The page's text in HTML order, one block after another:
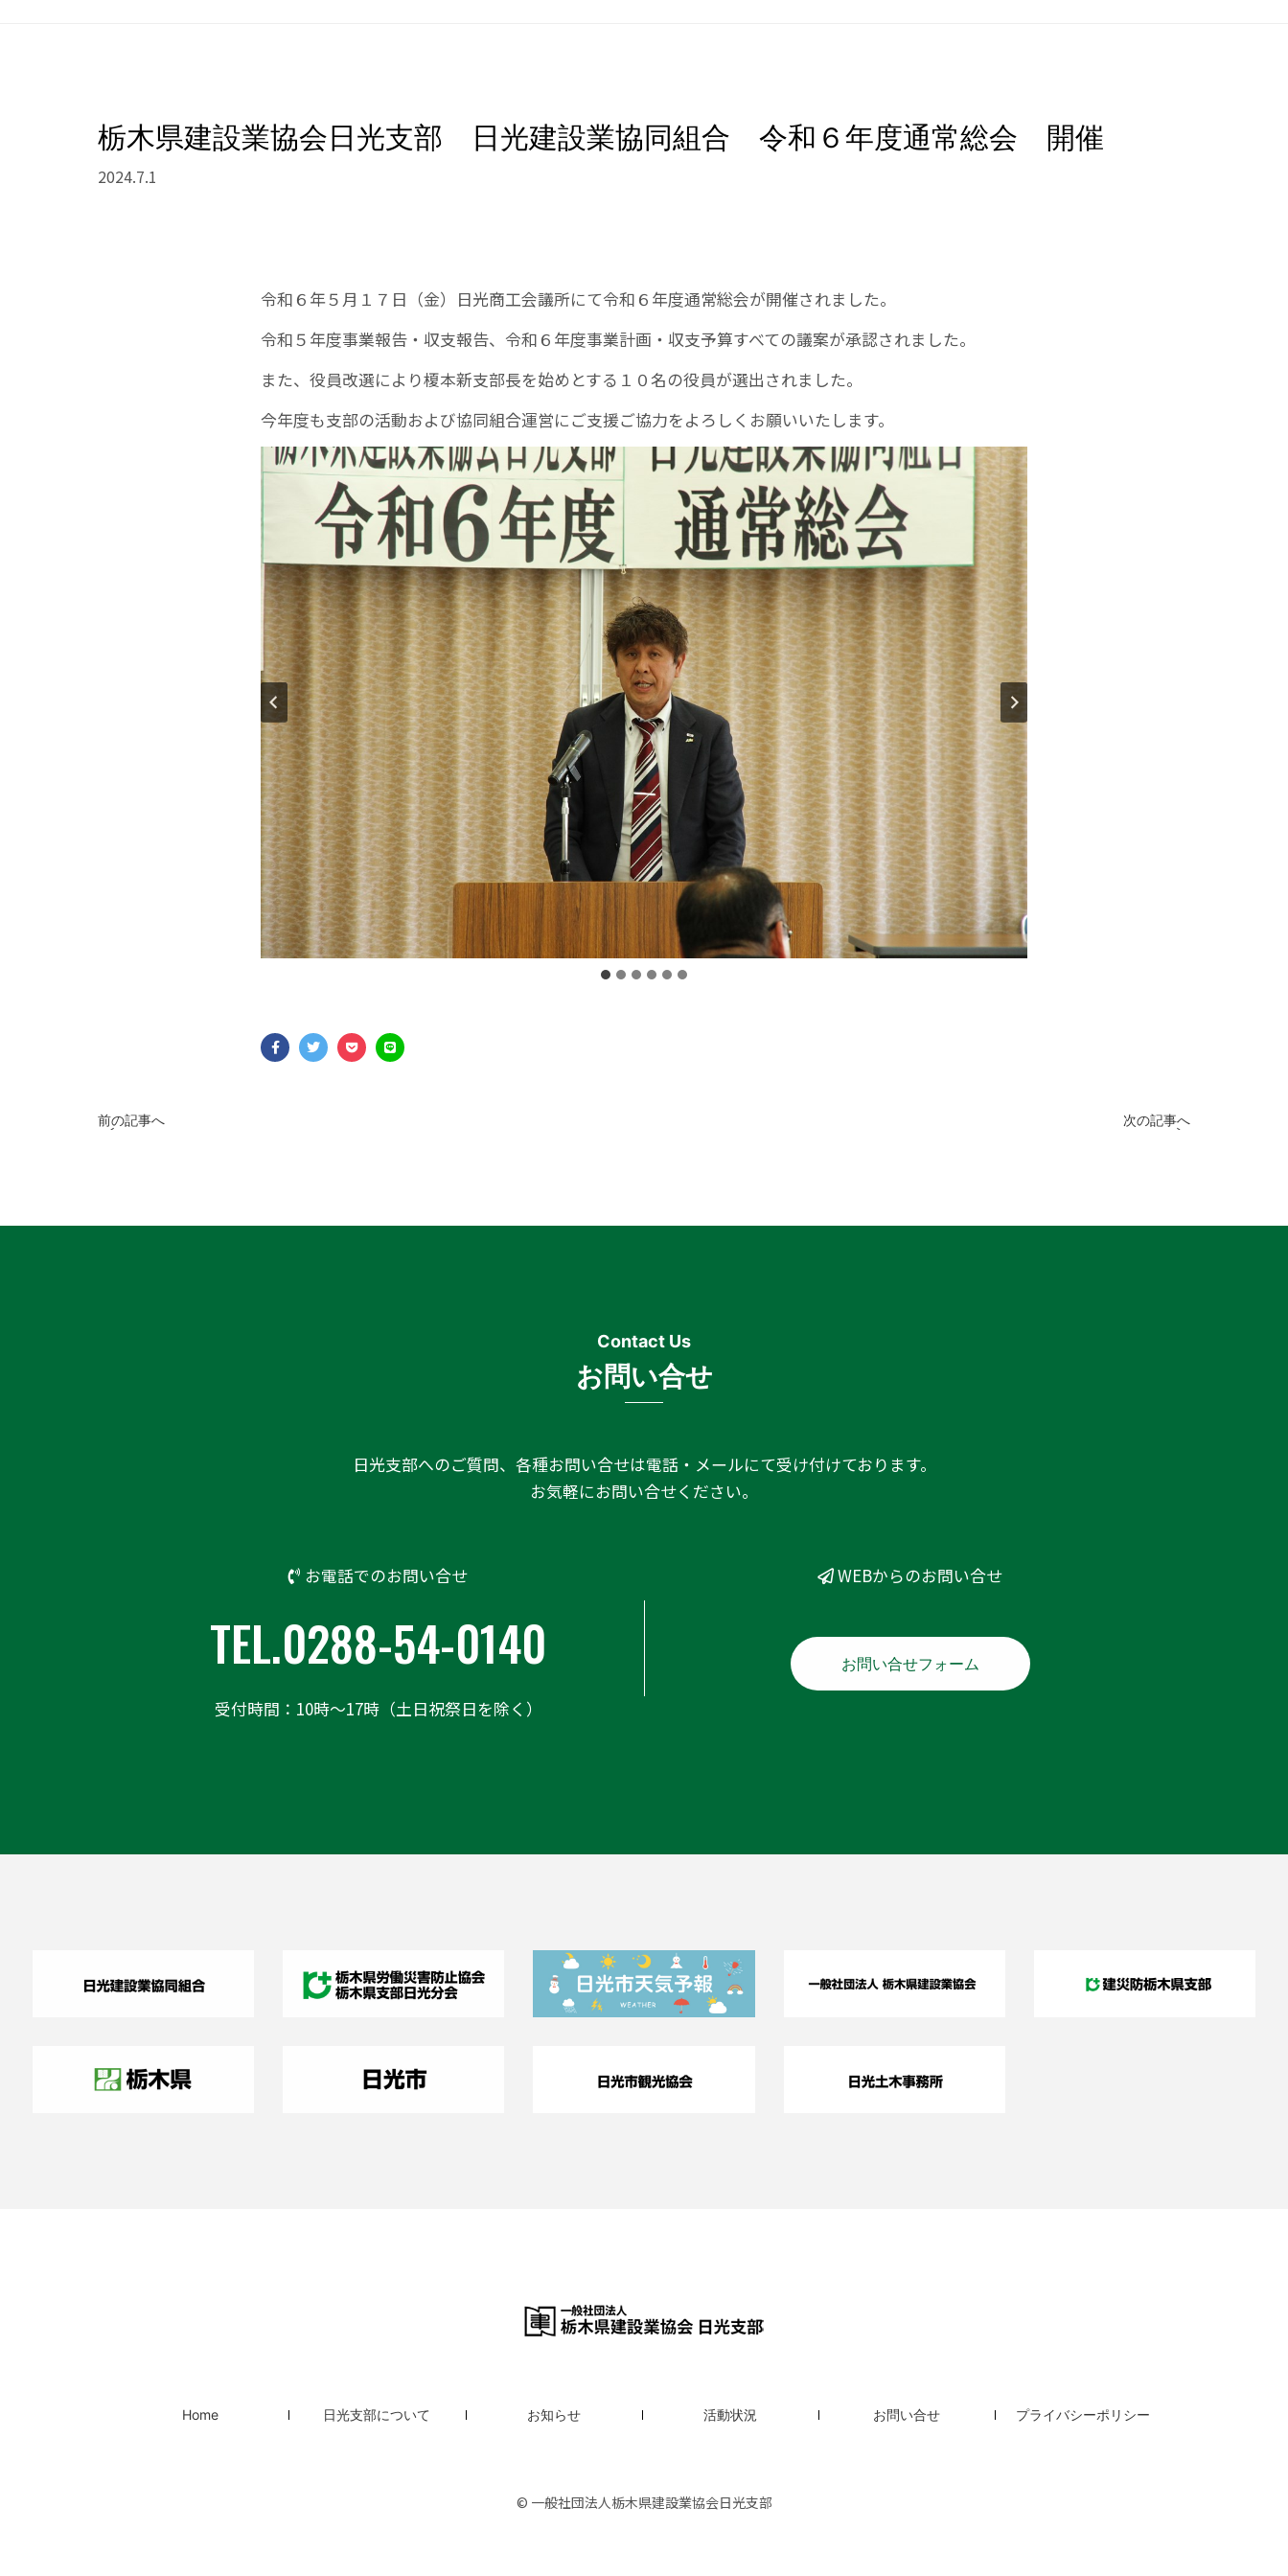
栃木県建設業協会日光支部 日光建設業協同組合 令和６年度通常総会 開催
2024.7.1
令和６年５月１７日（金）日光商工会議所にて令和６年度通常総会が開催されました。
令和５年度事業報告・収支報告、令和６年度事業計画・収支予算すべての議案が承認されました。
また、役員改選により榎本新支部長を始めとする１０名の役員が選出されました。
今年度も支部の活動および協同組合運営にご支援ご協力をよろしくお願いいたします。
前の記事へ 次の記事へ
お問い合せ
日光支部へのご質問、各種お問い合せは電話・メールにて受け付けております。
お気軽にお問い合せください。
お電話でのお問い合せ
TEL.0288-54-0140
受付時間：10時〜17時（土日祝祭日を除く）
WEBからのお問い合せ
お問い合せフォーム
Home 日光支部について お知らせ 活動状況 お問い合せ プライバシーポリシー
© 一般社団法人栃木県建設業協会日光支部